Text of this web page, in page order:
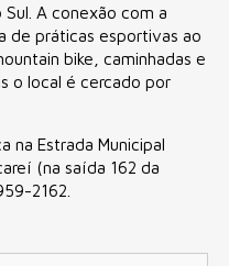
A conexão com a
de práticas esportivas ao
bike, caminhadas e
o local é cercado por
na Estrada Municipal
(na saída 162 da
2162.